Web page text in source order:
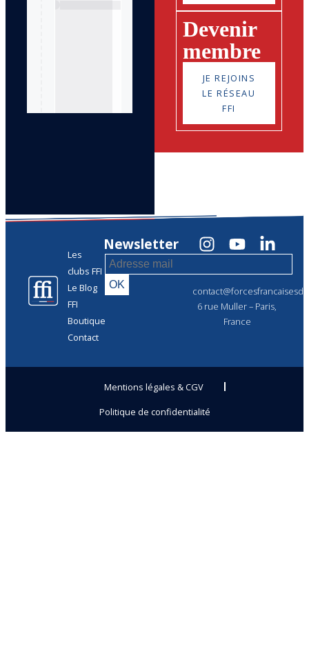
Devenir
membre
JE REJOINS
LE RÉSEAU
FFI
Les
clubs FFI
Le Blog
FFI
Boutique
Contact
6 rue Muller – Paris,
France
Newsletter
Mentions légales & CGV
Politique de confidentialité